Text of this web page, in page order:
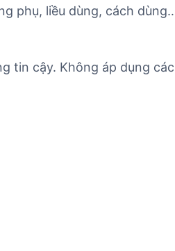
phụ, liều dùng, cách
tin cậy. Không áp dụng